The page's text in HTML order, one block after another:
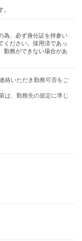
為、必ず身分証を持参い
ください。採用済であっ
勤務ができない場合があ
絡いただき勤務可否をご
は、勤務先の規定に準じ